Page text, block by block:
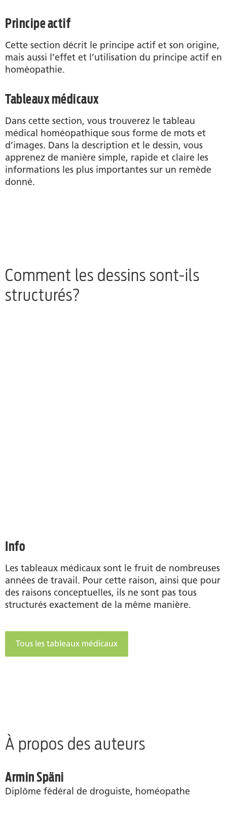
Principe actif
Cette section décrit le principe actif et son origine,
mais aussi l’effet et l’utilisation du principe actif en
homéopathie.
Tableaux médicaux
Dans cette section, vous trouverez le tableau
médical homéopathique sous forme de mots et
d’images. Dans la description et le dessin, vous
apprenez de manière simple, rapide et claire les
informations les plus importantes sur un remède
donné.
Comment les dessins sont-ils
structurés?
Info
Les tableaux médicaux sont le fruit de nombreuses
années de travail. Pour cette raison, ainsi que pour
des raisons conceptuelles, ils ne sont pas tous
structurés exactement de la même manière.
Tous les tableaux médicaux
À propos des auteurs
Armin Späni
Diplôme fédéral de droguiste, homéopathe